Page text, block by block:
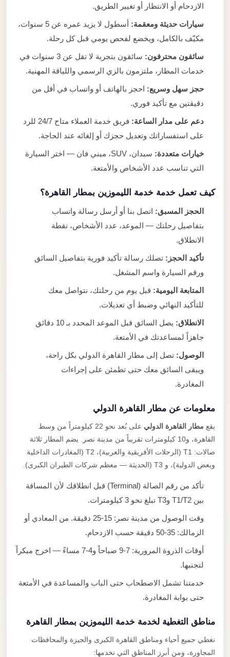
الازدحام أو الانتظار أو تغيير الطريق.
سيارات حديثة ومعقمة:
أسطول لا يزيد عمره عن 5 سنوات،
مكيّف بالكامل، ويخضع لفحص يومي قبل كل رحلة.
سائقون محترفون:
سائقون بتجربة لا تقل عن 3 سنوات في
خدمات المطار، ملتزمون بالزي الرسمي واللياقة المهنية.
حجز سهل وسريع:احجز بالهاتف أو واتساب في أقل من
دقيقتين مع تأكيد فوري.
دعم على مدار الساعة:
فريق خدمة العملاء متاح 24/7 للرد
على استفساراتك وتعديل حجزك أو إلغائه عند الحاجة.
خيارات متعددة:
سيدان، SUV، ميني فان — اختر السيارة
التي تناسب عدد الأشخاص والأمتعة.
كيف تعمل خدمة خدمة الليموزين بمطار القاهرة؟
الحجز المسبق:اتصل بنا أو أرسل رسالة واتساب
بتفاصيل رحلتك — الموعد، عدد الأشخاص، نقطة
الانطلاق.
تأكيد الحجز:تصلك رسالة تأكيد فورية بتفاصيل السائق
ورقم السيارة واسم المشغل.
المتابعة اليومية:قبل يوم من رحلتك، نتواصل معك
للتأكيد النهائي وضبط أي تعديلات.
الانطلاق:
يصل السائق قبل الموعد المحدد بـ 10 دقائق
جاهزاً لمساعدتك في الأمتعة.
الوصول:تصل إلى مطار القاهرة الدولي بكل راحة،
ويبقى السائق معك حتى تطمئن على إجراءات
المغادرة.
معلومات عن مطار القاهرة الدولي
يقعمطار القاهرة الدولي
على بُعد نحو 22 كيلومتراً من وسط
القاهرة، و10 كيلومترات تقريباً من مدينة نصر. يضم المطار ثلاثة
صالات: T1 (الرحلات الأفريقية والعربية)، T2 (المغادرات الداخلية
وبعض الدولية)، و T3 (الحديثة — معظم شركات الطيران الكبرى).
تأكد من رقم الصالة (Terminal) قبل انطلاقك لأن المسافة
بين T1/T2 وT3 تبلغ نحو 3 كيلومترات.
وقت الوصول من مدينة نصر: 15-25 دقيقة. من المعادي أو
الزمالك: 35-50 دقيقة حسب الازدحام.
أوقات الذروة المرورية: 7-9 صباحاً و4-7 مساءً — اخرج مبكراً
لتجنبها.
خدمتنا تشمل الاصطحاب حتى الباب والمساعدة في الأمتعة
حتى بوابة المغادرة.
مناطق التغطية لخدمة خدمة الليموزين بمطار القاهرة
نغطي جميع أحياء ومناطق القاهرة الكبرى والجيزة والمحافظات
المجاورة، ومن أبرز المناطق التي نخدمها: